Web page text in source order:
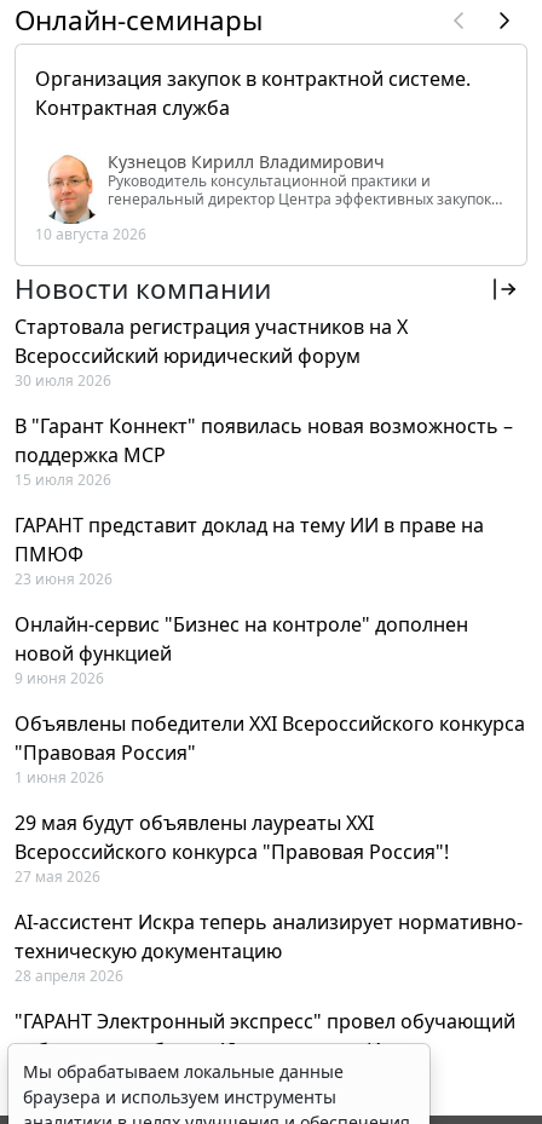
Онлайн-семинары
Организация закупок в контрактной системе.
Контрактная служба
Кузнецов Кирилл Владимирович
Руководитель консультационной практики и
генеральный директор Центра эффективных закупок
РФ
10 августа 2026
Новости компании
Стартовала регистрация участников на X
Всероссийский юридический форум
30 июля 2026
В "Гарант Коннект" появилась новая возможность –
поддержка MCP
15 июля 2026
ГАРАНТ представит доклад на тему ИИ в праве на
ПМЮФ
23 июня 2026
Онлайн-сервис "Бизнес на контроле" дополнен
новой функцией
9 июня 2026
Объявлены победители XXI Всероссийского конкурса
"Правовая Россия"
1 июня 2026
29 мая будут объявлены лауреаты XXI
Всероссийского конкурса "Правовая Россия"!
27 мая 2026
AI-ассистент Искра теперь анализирует нормативно-
техническую документацию
28 апреля 2026
"ГАРАНТ Электронный экспресс" провел обучающий
вебинар по работе с AI-ассистентом Искра
23 апреля 2026
Мы обрабатываем локальные данные
браузера и используем инструменты